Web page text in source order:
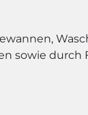
sowie durch